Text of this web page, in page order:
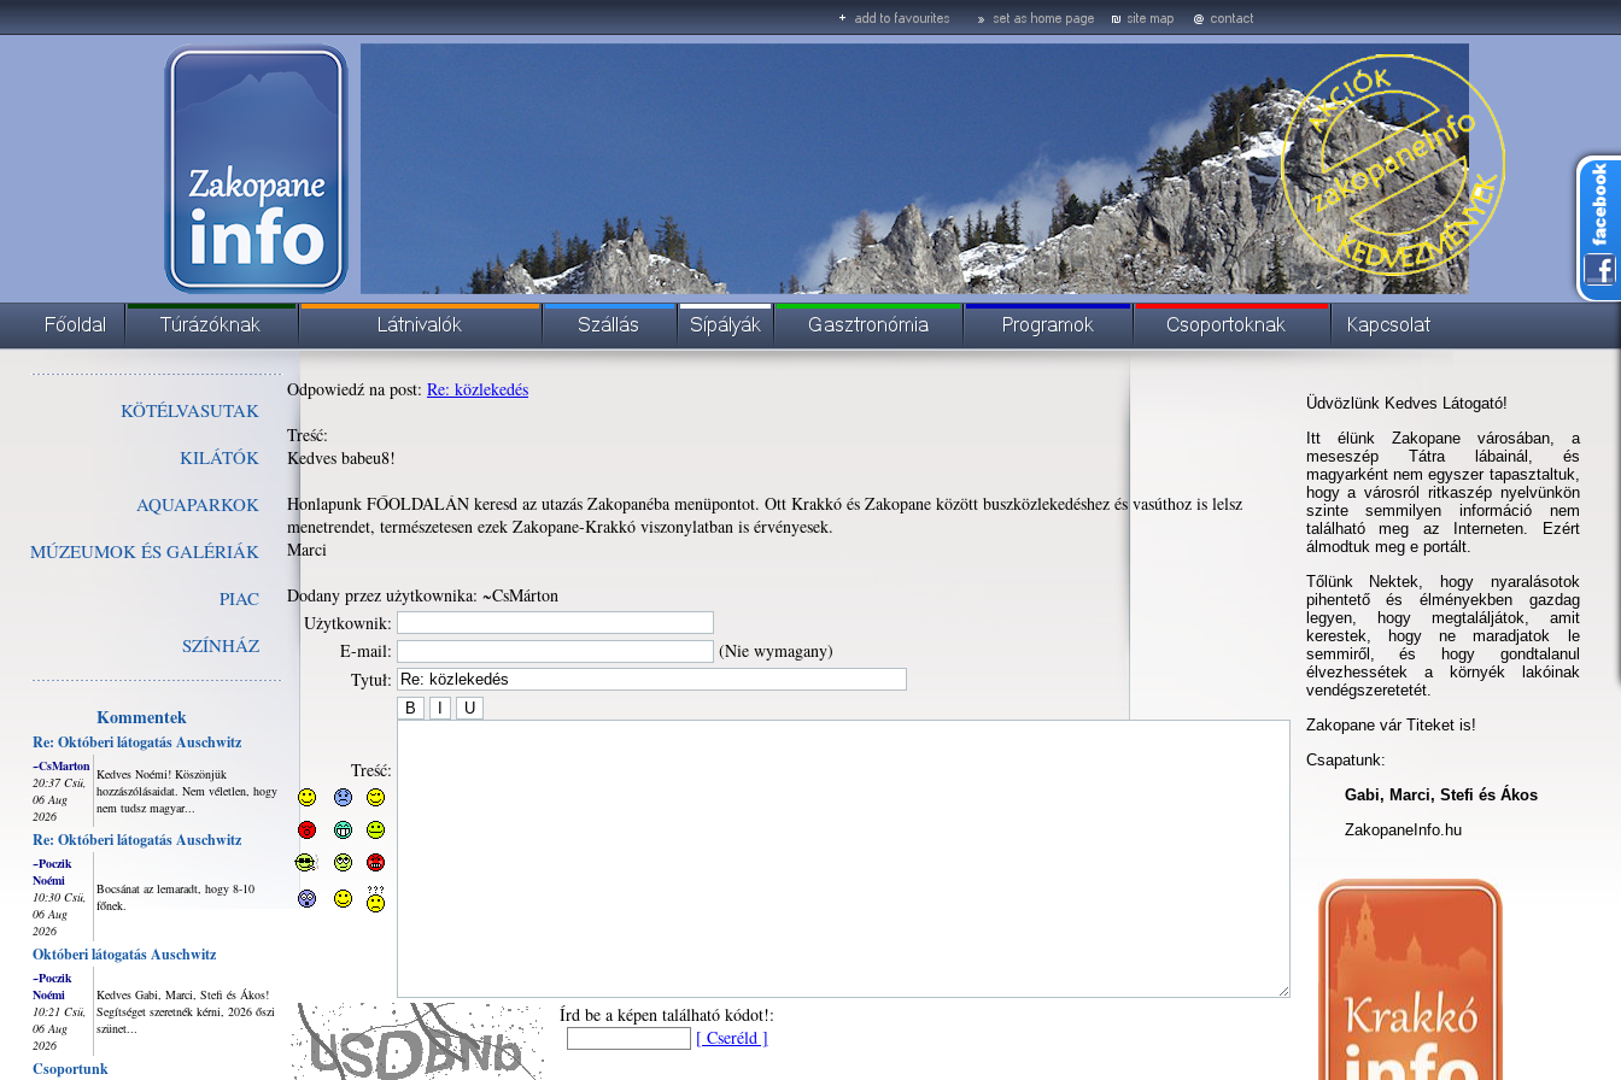
KÖTÉLVASUTAK
KILÁTÓK
AQUAPARKOK
MÚZEUMOK ÉS GALÉRIÁK
PIAC
SZÍNHÁZ
Kommentek
Re: Októberi látogatás Auschwitz
~CsMarton
20:37 Csü,
06 Aug
2026
Kedves Noémi! Köszönjük
hozzászólásaidat. Nem véletlen, hogy
nem tudsz magyar...
Re: Októberi látogatás Auschwitz
~Poczik
Noémi
10:30 Csü,
06 Aug
2026
Bocsánat az lemaradt, hogy 8-10
főnek.
Októberi látogatás Auschwitz
~Poczik
Noémi
10:21 Csü,
06 Aug
2026
Kedves Gabi, Marci, Stefi és Ákos!
Segítséget szeretnék kérni, 2026 őszi
szünet...
Csoportunk
Odpowiedź na post: Re: közlekedés
Treść:
Kedves babeu8!
Honlapunk FŐOLDALÁN keresd az utazás Zakopanéba menüpontot. Ott Krakkó és Zakopane között buszközlekedéshez és vasúthoz is lelsz
menetrendet, természetesen ezek Zakopane-Krakkó viszonylatban is érvényesek.
Marci
Dodany przez użytkownika: ~CsMárton
Użytkownik:
E-mail:
(Nie wymagany)
Tytuł:
Treść:
Írd be a képen található kódot!:
[ Cseréld ]
Üdvözlünk Kedves Látogató!
Itt élünk Zakopane városában, a
meseszép Tátra lábainál, és
magyarként nem egyszer tapasztaltuk,
hogy a városról ritkaszép nyelvünkön
szinte semmilyen információ nem
található meg az Interneten. Ezért
álmodtuk meg e portált.
Tőlünk Nektek, hogy nyaralásotok
pihentető és élményekben gazdag
legyen, hogy megtaláljátok, amit
kerestek, hogy ne maradjatok le
semmiről, és hogy gondtalanul
élvezhessétek a környék lakóinak
vendégszeretetét.
Zakopane vár Titeket is!
Csapatunk:
Gabi, Marci, Stefi és Ákos
ZakopaneInfo.hu